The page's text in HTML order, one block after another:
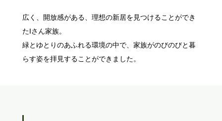
広く、開放感がある、理想の新居を見つけることができ
たIさん家族。
緑とゆとりのあふれる環境の中で、家族がのびのびと暮
らす姿を拝見することができました。